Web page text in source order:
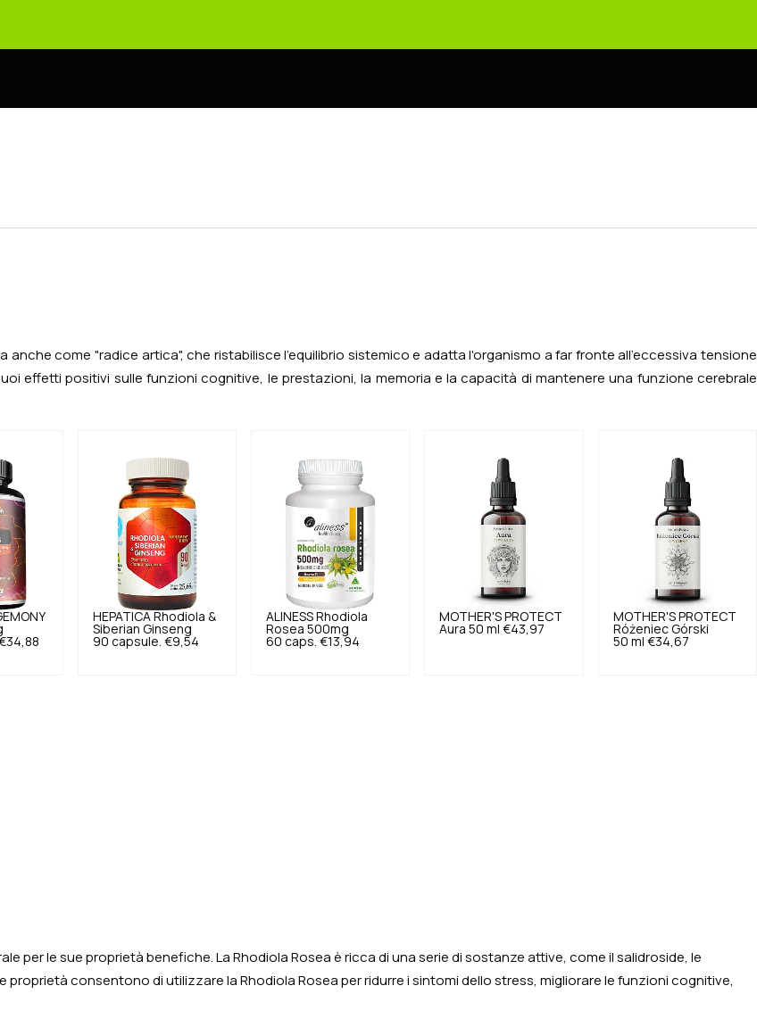
come "radice artica", che ristabilisce l'equilibrio sistemico e adatta l'organismo a far fronte all'eccessiva tensione
effetti positivi sulle funzioni cognitive, le prestazioni, la memoria e la capacità di mantenere una funzione cerebrale
HEPATICA Rhodiola &
Siberian Ginseng
90 capsule. €9,54
ALINESS Rhodiola
Rosea 500mg
60 caps. €13,94
MOTHER'S PROTECT
Aura 50 ml €43,97
MOTHER'S PROTECT
Różeniec Górski
50 ml €34,67
per le sue proprietà benefiche. La Rhodiola Rosea è ricca di una serie di sostanze attive, come il salidroside, le
consentono di utilizzare la Rhodiola Rosea per ridurre i sintomi dello stress, migliorare le funzioni cognitive,